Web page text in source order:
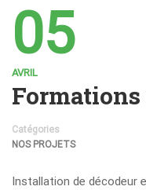
05
AVRIL
Catégories
NOS PROJETS
Installation de décodeur